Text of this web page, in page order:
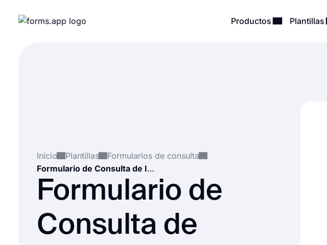
Productos Plantillas
Inicio Plantillas
Formularios de consulta
Formulario de Consulta de Inmigración
Formulario de
Consulta de